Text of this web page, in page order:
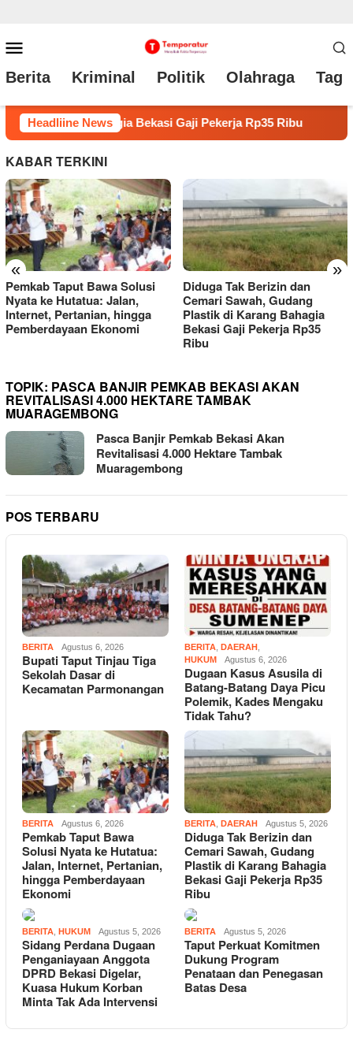
ke
konten
Mobile
Berita Kriminal Politik Olahraga Tag
Headliine News
Sidang Perdana Dugaan Penganiayaan Anggota
KABAR TERKINI
« »
Diduga Tak Berizin dan
Cemari Sawah, Gudang
Plastik di Karang Bahagia
Bekasi Gaji Pekerja Rp35
Bupati Taput Tinjau Tiga
Sekolah Dasar di Kecamatan
Parmonangan
TOPIK: PASCA BANJIR PEMKAB BEKASI AKAN
REVITALISASI 4.000 HEKTARE TAMBAK
MUARAGEMBONG
Pasca Banjir Pemkab Bekasi Akan
Revitalisasi 4.000 Hektare Tambak
Muaragembong
POS TERBARU
BERITA Agustus 6, 2026
Bupati Taput Tinjau Tiga
Sekolah Dasar di
Kecamatan Parmonangan
BERITA, DAERAH ,
HUKUM
Agustus 6, 2026
Dugaan Kasus Asusila di
Batang-Batang Daya Picu
Polemik, Kades Mengaku
Tidak Tahu?
BERITA Agustus 6, 2026
Pemkab Taput Bawa
Solusi Nyata ke Hutatua:
Jalan, Internet, Pertanian,
hingga Pemberdayaan
Ekonomi
BERITA DAERAH Agustus 5, 2026
Diduga Tak Berizin dan
Cemari Sawah, Gudang
Plastik di Karang Bahagia
Bekasi Gaji Pekerja Rp35
Ribu
BERITA HUKUM Agustus 5, 2026
Sidang Perdana Dugaan
Penganiayaan Anggota
DPRD Bekasi Digelar,
Kuasa Hukum Korban
Minta Tak Ada Intervensi
BERITA Agustus 5, 2026
Taput Perkuat Komitmen
Dukung Program
Penataan dan Penegasan
Batas Desa